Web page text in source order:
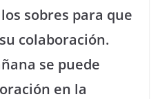
sobres para que
colaboración.
se puede
en la